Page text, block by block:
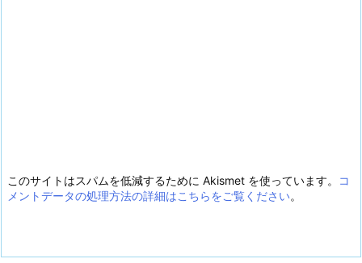
このサイトはスパムを低減するために Akismet を使っています。
コ
メントデータの処理方法の詳細はこちらをご覧ください。